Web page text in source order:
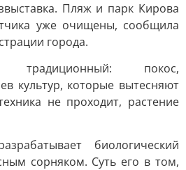
Пляж и парк Кирова
уже очищены, сообщила
города.
покос,
культур, которые вытесняют
не проходит, растение
биологический
сорняком. Суть его в том,